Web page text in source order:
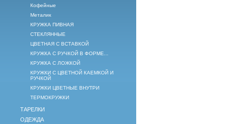
Кофейные
Металик
КРУЖКА ПИВНАЯ
СТЕКЛЯННЫЕ
ЦВЕТНАЯ С ВСТАВКОЙ
КРУЖКА С РУЧКОЙ В ФОРМЕ...
КРУЖКА С ЛОЖКОЙ
КРУЖКИ С ЦВЕТНОЙ КАЕМКОЙ И
РУЧКОЙ
КРУЖКИ ЦВЕТНЫЕ ВНУТРИ
ТЕРМОКРУЖКИ
ТАРЕЛКИ
ОДЕЖДА